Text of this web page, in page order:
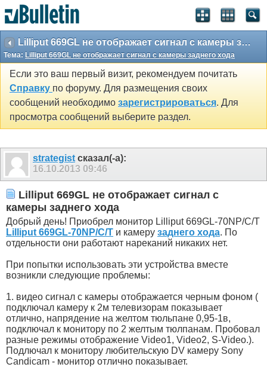
Lilliput 669GL не отображает сигнал с камеры заднего хода
Тема: Lilliput 669GL не отображает сигнал с камеры заднего хода
Если это ваш первый визит, рекомендуем почитать
Справку по форуму. Для размещения своих
сообщений необходимо зарегистрироваться. Для
просмотра сообщений выберите раздел.
strategist сказал(-а):
16.10.2013 09:46
Lilliput 669GL не отображает сигнал с
камеры заднего хода
Добрый день! Приобрел монитор Lilliput 669GL-70NP/C/T
Lilliput 669GL-70NP/C/T и камеру заднего хода. По
отдельности они работают нареканий никаких нет.
При попытки использовать эти устройства вместе
возникли следующие проблемы:
1. видео сигнал с камеры отображается черным фоном (
подключал камеру к 2м телевизорам показывает
отлично, напрядение на желтом тюльпане 0,95-1в,
подключал к монитору по 2 желтым тюлпанам. Пробовал
разные режимы отображение Video1, Video2, S-Video.).
Подлючал к монитору любительскую DV камеру Sony
Candicam - монитор отлично показывает.